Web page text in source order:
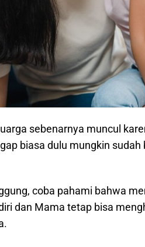
sebenarnya muncul
biasa dulu mungkin
coba pahami bahwa
dan Mama tetap bisa